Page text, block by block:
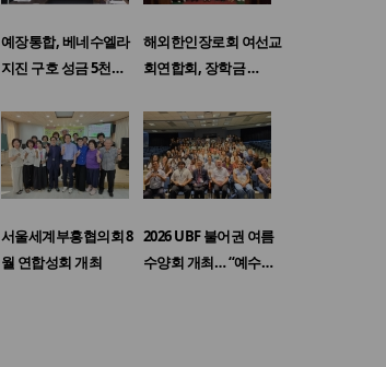
예장통합, 베네수엘라
지진 구호 성금 5천…
해외한인장로회 여선교
회연합회, 장학금 …
서울세계부흥협의회 8
월 연합성회 개최
2026 UBF 불어권 여름
수양회 개최… “예수…